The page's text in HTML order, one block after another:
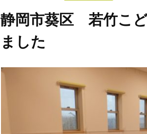
静岡市葵区 若竹こ
ました